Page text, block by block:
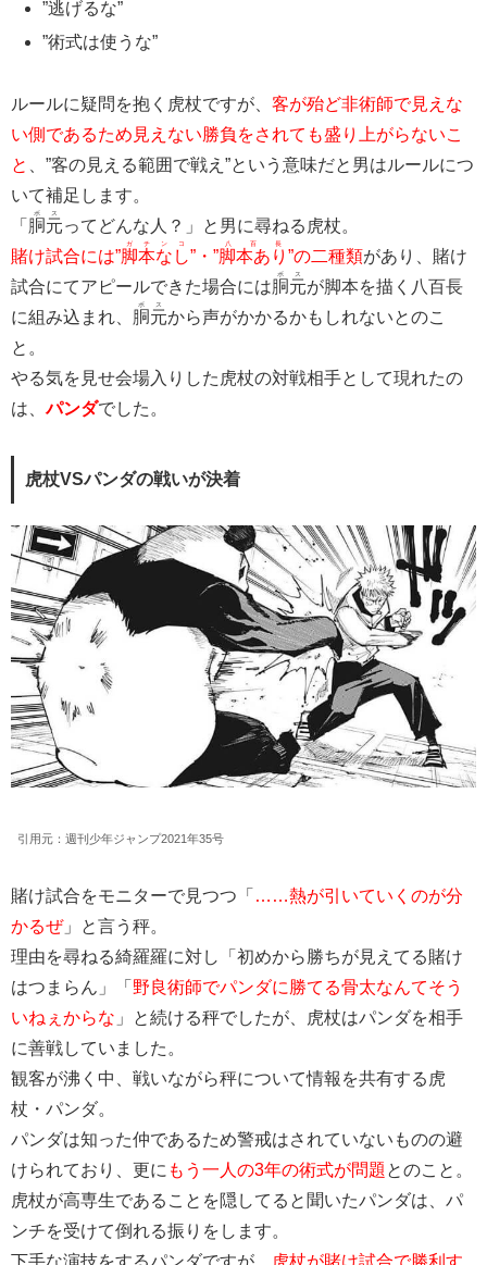
”逃げるな”
”術式は使うな”
ルールに疑問を抱く虎杖ですが、 客が殆ど非術師で見えな
い側であるため見えない勝負をされても盛り上がらないこ
と
、”客の見える範囲で戦え”という意味だと男はルールにつ
いて補足します。
「 胴元
ボス
ってどんな人？」と男に尋ねる虎杖。
賭け試合には”脚本なし
ガチンコ
”・”脚本あり
八百長
”の二種類があり、賭け
試合にてアピールできた場合には胴元
ボス
が脚本を描く八百長
に組み込まれ、
胴元
ボス
から声がかかるかもしれないとのこ
と。
やる気を見せ会場入りした虎杖の対戦相手として現れたの
は、パンダでした。
虎杖VSパンダの戦いが決着
引用元：週刊少年ジャンプ2021年35号
賭け試合をモニターで見つつ「 ……熱が引いていくのが分
かるぜ」と言う秤。
理由を尋ねる綺羅羅に対し「初めから勝ちが見えてる賭け
はつまらん」「 野良術師でパンダに勝てる骨太なんてそう
いねぇからな 」と続ける秤でしたが、虎杖はパンダを相手
に善戦していました。
観客が沸く中、戦いながら秤について情報を共有する虎
杖・パンダ。
パンダは知った仲であるため警戒はされていないものの避
けられており、更に もう一人の3年の術式が問題 とのこと。
虎杖が高専生であることを隠してると聞いたパンダは、パ
ンチを受けて倒れる振りをします。